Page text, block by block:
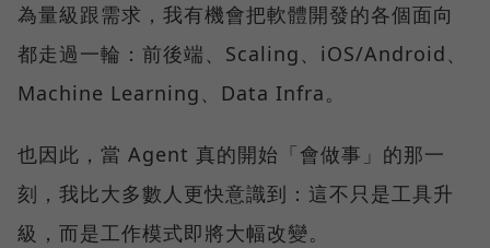
為量級跟需求，我有機會把軟體開發的各個面向
都走過一輪：前後端、Scaling、iOS/Android、
Machine Learning、Data Infra。
也因此，當 Agent 真的開始「會做事」的那一
刻，我比大多數人更快意識到：這不只是工具升
級，而是工作模式即將大幅改變。